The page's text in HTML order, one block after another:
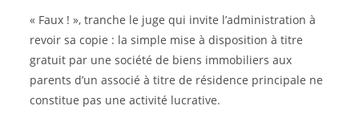
« Faux ! », tranche le juge qui invite l’administration à
revoir sa copie : la simple mise à disposition à titre
gratuit par une société de biens immobiliers aux
parents d’un associé à titre de résidence principale ne
constitue pas une activité lucrative.